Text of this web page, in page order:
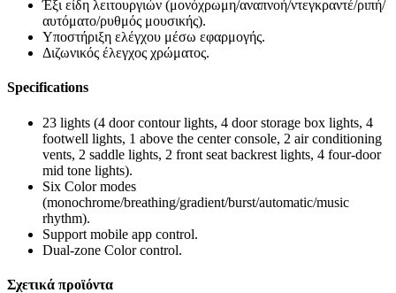
Έξι είδη λειτουργιών (μονόχρωμη/αναπνοή/ντεγκραντέ/ριπή/
αυτόματο/ρυθμός μουσικής).
Υποστήριξη ελέγχου μέσω εφαρμογής.
Διζωνικός έλεγχος χρώματος.
Specifications
23 lights (4 door contour lights, 4 door storage box lights, 4
footwell lights, 1 above the center console, 2 air conditioning
vents, 2 saddle lights, 2 front seat backrest lights, 4 four-door
mid tone lights).
Six Color modes
(monochrome/breathing/gradient/burst/automatic/music
rhythm).
Support mobile app control.
Dual-zone Color control.
Σχετικά προϊόντα